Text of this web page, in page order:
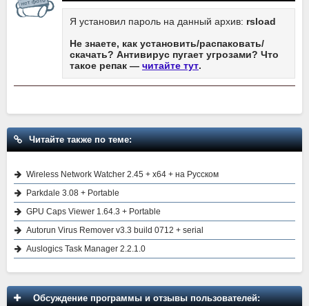
Я установил пароль на данный архив: rsload
Не знаете, как установить/распаковать/
скачать? Антивирус пугает угрозами? Что
такое репак — читайте тут.
Читайте также по теме:
Wireless Network Watcher 2.45 + x64 + на Русском
Parkdale 3.08 + Portable
GPU Caps Viewer 1.64.3 + Portable
Autorun Virus Remover v3.3 build 0712 + serial
Auslogics Task Manager 2.2.1.0
Обсуждение программы и отзывы пользователей: